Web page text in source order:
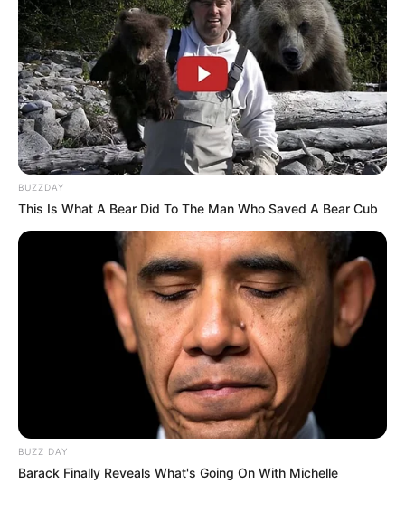
LIHAT ARTIKEL LAINNYA
Tastefully Yours Confidence Queen
Walking On Thin Ice Tempest
BUZZDAY
This Is What A Bear Did To The Man Who Saved A Bear Cub
BUZZ DAY
Barack Finally Reveals What's Going On With Michelle